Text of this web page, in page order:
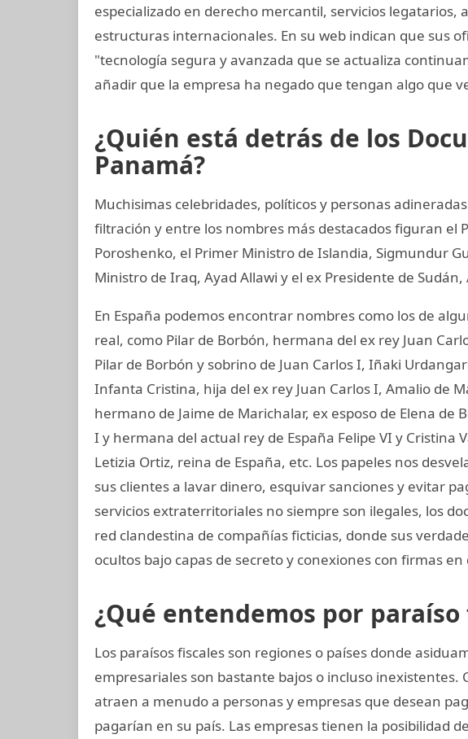
especializado en derecho mercantil, servicios legatarios,
estructuras internacionales. En su web indican que sus
"tecnología segura y avanzada que se actualiza
añadir que la empresa ha negado que tengan algo que
¿Quién está detrás de los
Panamá?
Muchisimas celebridades, políticos y personas
filtración y entre los nombres más destacados figuran el
Poroshenko, el Primer Ministro de Islandia, Sigmundur
Ministro de Iraq, Ayad Allawi y el ex Presidente de
En España podemos encontrar nombres como los de
real, como Pilar de Borbón, hermana del ex rey Juan
Pilar de Borbón y sobrino de Juan Carlos I, Iñaki
Infanta Cristina, hija del ex rey Juan Carlos I, Amalio de
hermano de Jaime de Marichalar, ex esposo de Elena de
I y hermana del actual rey de España Felipe VI y Cristina
Letizia Ortiz, reina de España, etc. Los papeles nos
sus clientes a lavar dinero, esquivar sanciones y evitar
servicios extraterritoriales no siempre son ilegales, los
red clandestina de compañías ficticias, donde sus
ocultos bajo capas de secreto y conexiones con firmas
¿Qué entendemos por paraíso
Los paraísos fiscales son regiones o países donde
empresariales son bastante bajos o incluso inexistentes.
atraen a menudo a personas y empresas que desean
pagarían en su país. Las empresas tienen la posibilidad